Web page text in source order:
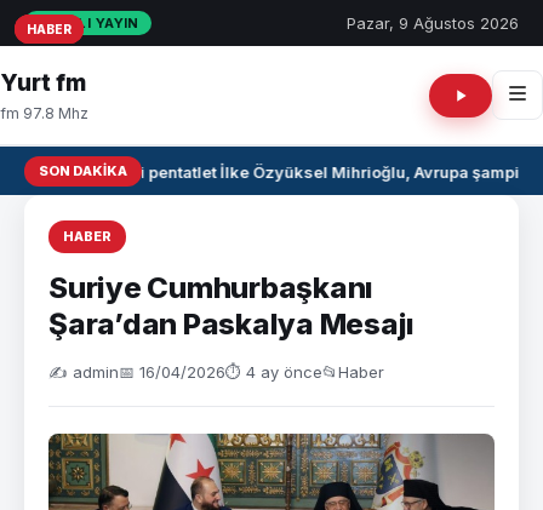
CANLI YAYIN Pazar, 9 Ağustos 2026
Yurt fm
fm 97.8 Mhz
SON DAKIKAMilli pentatlet İlke Özyüksel Mihrioğlu, Avrupa
HABER
Suriye Cumhurbaşkanı
Şara’dan Paskalya Mesajı
✍️ admin📅 16/04/2026⏱ 4 ay önce📂Haber
HABER
HABER
HABER